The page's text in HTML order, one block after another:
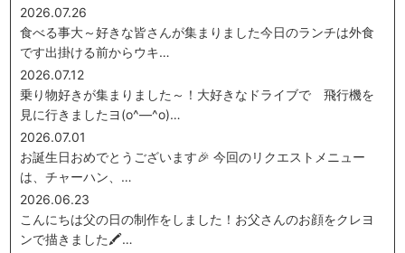
2026.07.26
食べる事大～好きな皆さんが集まりました今日のランチは外食
です出掛ける前からウキ…
2026.07.12
乗り物好きが集まりました～！大好きなドライブで 飛行機を
見に行きましたヨ(o^―^o)…
2026.07.01
お誕生日おめでとうございます🎉 今回のリクエストメニュー
は、チャーハン、…
2026.06.23
こんにちは父の日の制作をしました！お父さんのお顔をクレヨ
ンで描きました🖍…